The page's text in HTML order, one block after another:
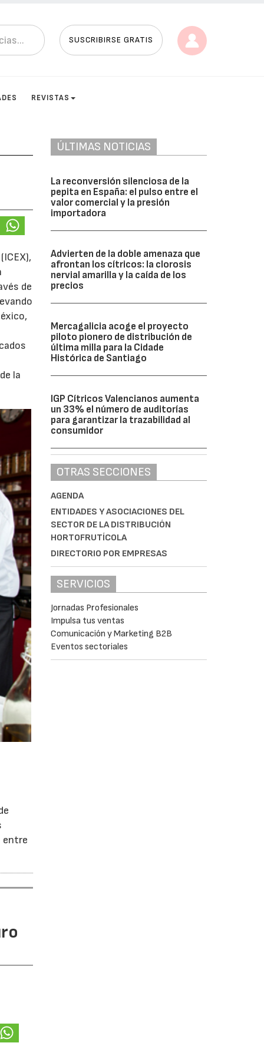
SUSCRIBIRSE GRATIS
REVISTAS
de
la
entre
ÚLTIMAS NOTICIAS
La reconversión silenciosa de la
pepita en España: el pulso entre el
valor comercial y la presión
importadora
Advierten de la doble amenaza que
afrontan los cítricos: la clorosis
nervial amarilla y la caída de los
precios
Mercagalicia acoge el proyecto
piloto pionero de distribución de
última milla para la Cidade
Histórica de Santiago
IGP Cítricos Valencianos aumenta
un 33% el número de auditorías
para garantizar la trazabilidad al
consumidor
OTRAS SECCIONES
AGENDA
ENTIDADES Y ASOCIACIONES DEL
SECTOR DE LA DISTRIBUCIÓN
HORTOFRUTÍCOLA
DIRECTORIO POR EMPRESAS
SERVICIOS
Jornadas Profesionales
Impulsa tus ventas
Comunicación y Marketing B2B
Eventos sectoriales